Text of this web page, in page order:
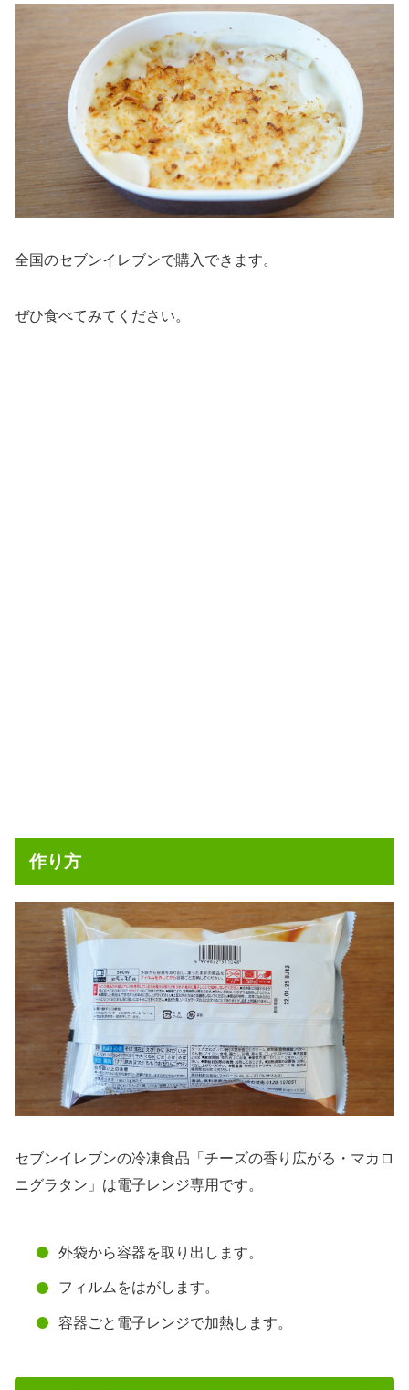
全国のセブンイレブンで購入できます。
ぜひ食べてみてください。
作り方
セブンイレブンの冷凍食品「チーズの香り広がる・マカロ
ニグラタン」は電子レンジ専用です。
外袋から容器を取り出します。
フィルムをはがします。
容器ごと電子レンジで加熱します。